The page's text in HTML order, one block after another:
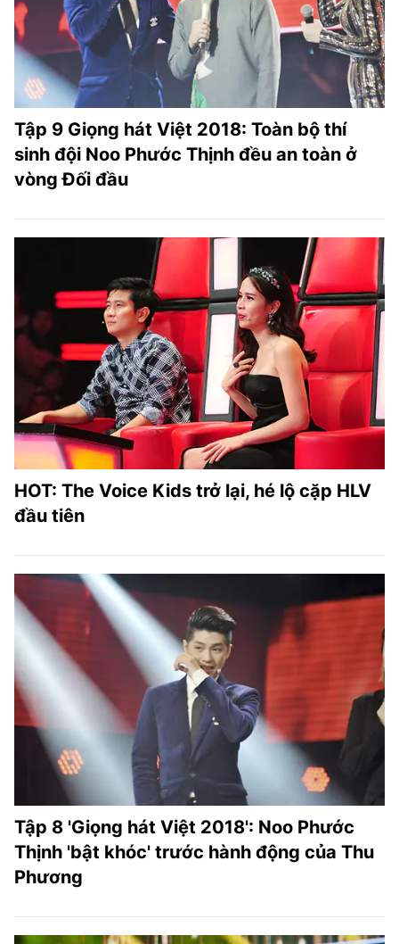
Tập 9 Giọng hát Việt 2018: Toàn bộ thí
sinh đội Noo Phước Thịnh đều an toàn ở
vòng Đối đầu
HOT: The Voice Kids trở lại, hé lộ cặp HLV
đầu tiên
Tập 8 'Giọng hát Việt 2018': Noo Phước
Thịnh 'bật khóc' trước hành động của Thu
Phương